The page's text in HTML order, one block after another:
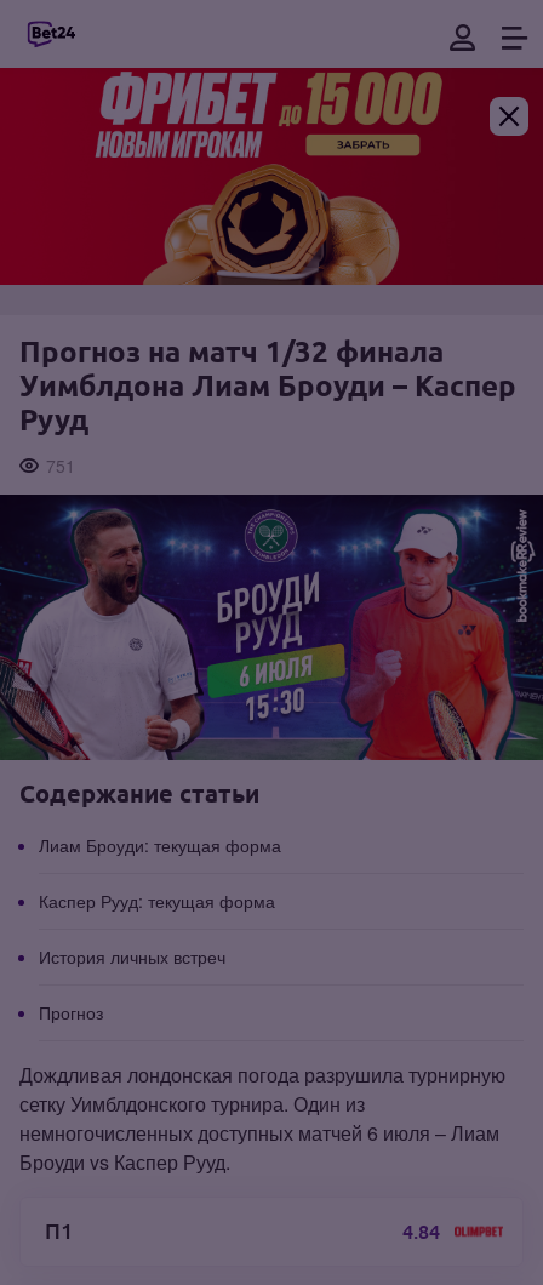
Прогноз на матч 1/32 финала
Уимблдона Лиам Броуди – Каспер
Рууд
751
Содержание статьи
Лиам Броуди: текущая форма
Каспер Рууд: текущая форма
История личных встреч
Прогноз
Дождливая лондонская погода разрушила турнирную
сетку Уимблдонского турнира. Один из
немногочисленных доступных матчей 6 июля – Лиам
Броуди vs Каспер Рууд.
П1 4.84